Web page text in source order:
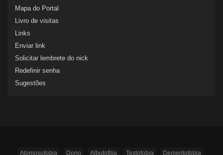
Mapa do Portal
Livro de visitas
Links
Enviar link
Solicitar lembrete do nick
Redefinir senha
Sugestões
Atomosofobia Dono Albutofilia Testofobia Dementofobia